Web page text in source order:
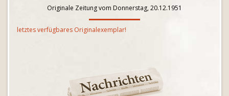
Originale Zeitung vom Donnerstag, 20.12.1951
letztes verfügbares Originalexemplar!